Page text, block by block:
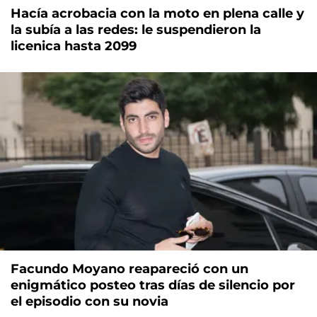
Hacía acrobacia con la moto en plena calle y
la subía a las redes: le suspendieron la
licenica hasta 2099
Facundo Moyano reapareció con un
enigmático posteo tras días de silencio por
el episodio con su novia